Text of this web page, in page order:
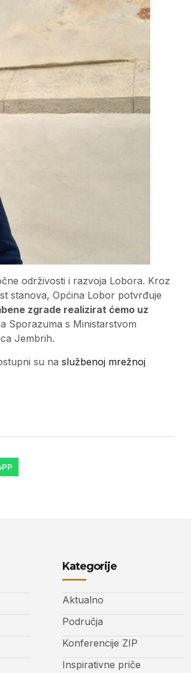
održivosti i razvoja Lobora. Kroz
stanova, Općina Lobor potvrđuje
zgrade realizirat ćemo uz
Sporazuma s Ministarstvom
Jembrih.
su na službenoj mrežnoj
Kategorije
Aktualno
Područja
Konferencije ZIP
Inspirativne priče